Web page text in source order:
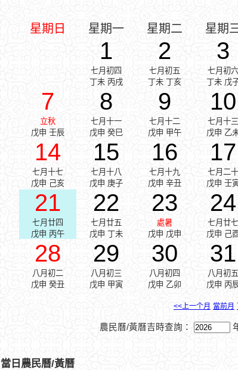
星期日 星期一 星期二 星期
1
七月初四
丁未 丙戌
2
七月初五
丁未 丁亥
3
七月初六
丁未 戊
7
立秋
戊申 壬辰
8
七月十一
戊申 癸巳
9
七月十二
戊申 甲午
10
七月十三
戊申 乙
14
七月十七
戊申 己亥
15
七月十八
戊申 庚子
16
七月十九
戊申 辛丑
17
七月二十
戊申 壬
21
七月廿四
戊申 丙午
22
七月廿五
戊申 丁未
23
處暑
戊申 戊申
24
七月廿七
戊申 己
28
八月初二
戊申 癸丑
29
八月初三
戊申 甲寅
30
八月初四
戊申 乙卯
31
八月初五
戊申 丙
<<上一个月 當前月
農民曆/黃曆吉時查詢：
當日農民曆/黃曆